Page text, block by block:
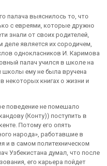
палача выяснилось то, что
с евреями, которые дружно
знали от своих родителей,
является их сородичем,
однокласников И. Каримова
палач учился в школе на
школы ему не была вручена
некоторых книгах о жизни и
поведение не помешало
(Конту)) поступить в
Потому его опять
народа», работавшие в
и в самом политехническом
Узбекистана думал, что после
его карьера пойдет